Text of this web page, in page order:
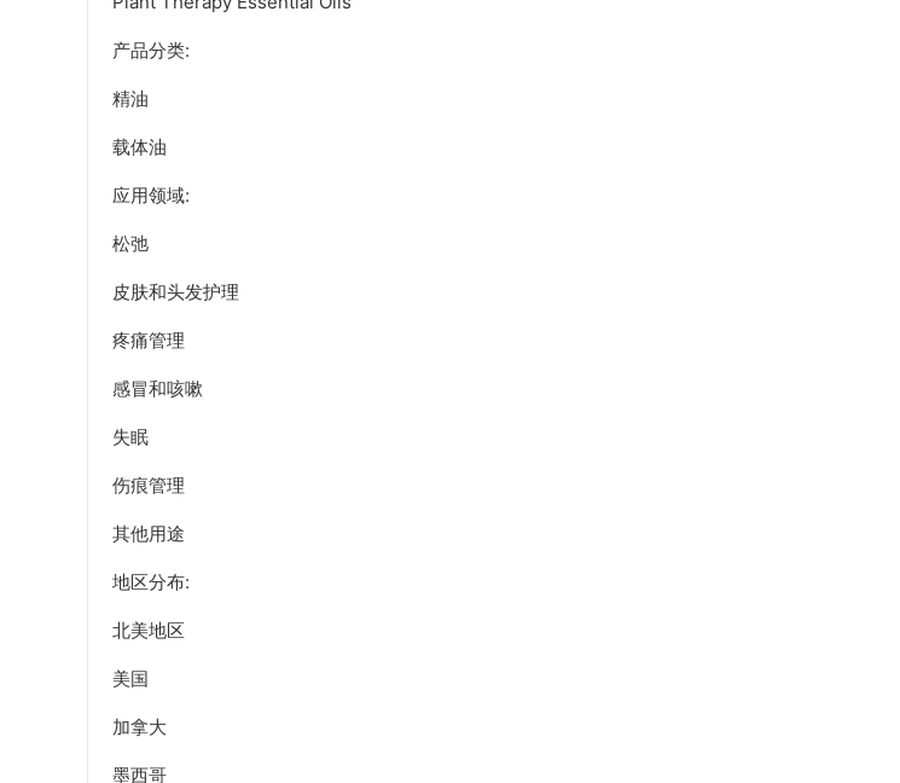
产品分类:
精油
载体油
应用领域:
松弛
皮肤和头发护理
疼痛管理
感冒和咳嗽
失眠
伤痕管理
其他用途
地区分布:
北美地区
美国
加拿大
墨西哥